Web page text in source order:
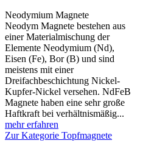
Neodymium Magnete
Neodym Magnete bestehen aus
einer Materialmischung der
Elemente Neodymium (Nd),
Eisen (Fe), Bor (B) und sind
meistens mit einer
Dreifachbeschichtung Nickel-
Kupfer-Nickel versehen. NdFeB
Magnete haben eine sehr große
Haftkraft bei verhältnismäßig...
mehr erfahren
Zur Kategorie Topfmagnete